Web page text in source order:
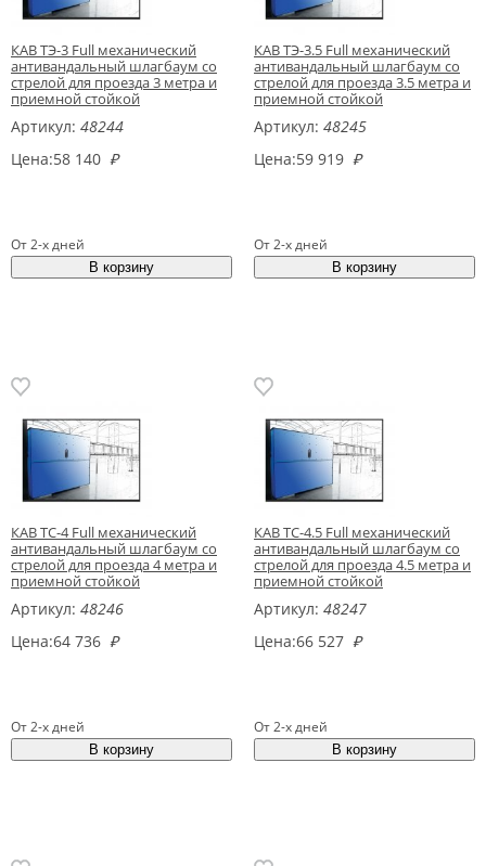
КАВ ТЭ-3 Full механический
антивандальный шлагбаум со
стрелой для проезда 3 метра и
приемной стойкой
Артикул: 48244
Цена:58 140 ₽
От 2-х дней
КАВ ТЭ-3.5 Full механический
антивандальный шлагбаум со
стрелой для проезда 3.5 метра и
приемной стойкой
Артикул: 48245
Цена:59 919 ₽
От 2-х дней
КАВ ТС-4 Full механический
антивандальный шлагбаум со
стрелой для проезда 4 метра и
приемной стойкой
Артикул: 48246
Цена:64 736 ₽
От 2-х дней
КАВ ТС-4.5 Full механический
антивандальный шлагбаум со
стрелой для проезда 4.5 метра и
приемной стойкой
Артикул: 48247
Цена:66 527 ₽
От 2-х дней